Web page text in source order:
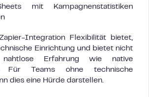
mit Kampagnenstatistiken
Integration Flexibilität bietet,
Einrichtung und bietet nicht
Erfahrung wie native
Für Teams ohne technische
dies eine Hürde darstellen.